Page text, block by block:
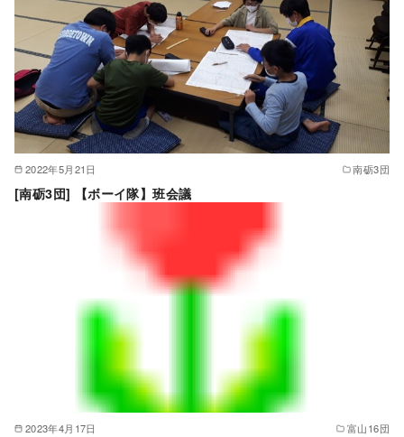
2022年5月21日 南砺3団
[南砺3団] 【ボーイ隊】班会議
2023年4月17日 富山16団